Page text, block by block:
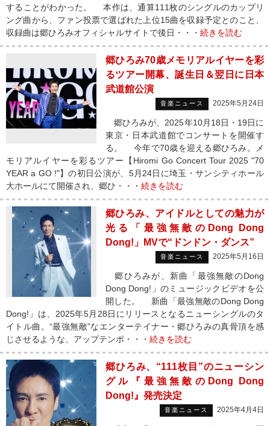
することがわかった。 本作は、通算111枚のシングルのカップリ
ング曲から、ファン投票で選ばれた上位15曲を収録予定とのこと、
収録曲は郷ひろみオフィシャルサイトで後日・・・ 続きを読む
郷ひろみ70歳メモリアルイヤーを彩
るツアー開幕、誕生日＆翌日に日本
武道館公演
音楽ニュース 2025年5月24日
郷ひろみが、2025年10月18日・19日に
東京・日本武道館でコンサートを開催す
る。 今年で70歳を迎える郷ひろみ。メ
モリアルイヤーを彩るツアー【Hiromi Go Concert Tour 2025 "70
YEAR a GO !"】の初日公演が、5月24日に埼玉・サンシティホール
大ホールにて開催され、郷ひ・・・ 続きを読む
郷ひろみ、アイドルとしての魅力が
光る「最強無敵のDong Dong
Dong!」MVで“ドンドン・ダンス”
音楽ニュース 2025年5月16日
郷ひろみが、新曲「最強無敵のDong
Dong Dong!」のミュージックビデオを公
開した。 新曲「最強無敵のDong Dong
Dong!」は、2025年5月28日にリリースとなるニューシングルのタ
イトル曲。“最強無敵”なエンターテイナー・郷ひろみの真骨頂を感
じさせるような、アップテンポ・・・ 続きを読む
郷ひろみ、“111枚目”のニューシン
グル『最強無敵のDong Dong
Dong!』発売決定
音楽ニュース 2025年4月4日